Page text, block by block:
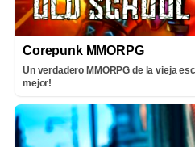
Corepunk MMORPG
Un verdadero MMORPG de la vieja
mejor!